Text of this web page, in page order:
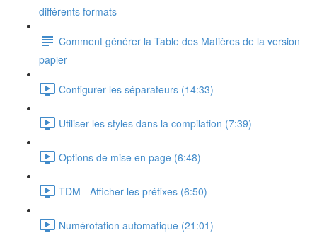
différents formats
Comment générer la Table des Matières de la version
papier
Configurer les séparateurs (14:33)
Utiliser les styles dans la compilation (7:39)
Options de mise en page (6:48)
TDM - Afficher les préfixes (6:50)
Numérotation automatique (21:01)